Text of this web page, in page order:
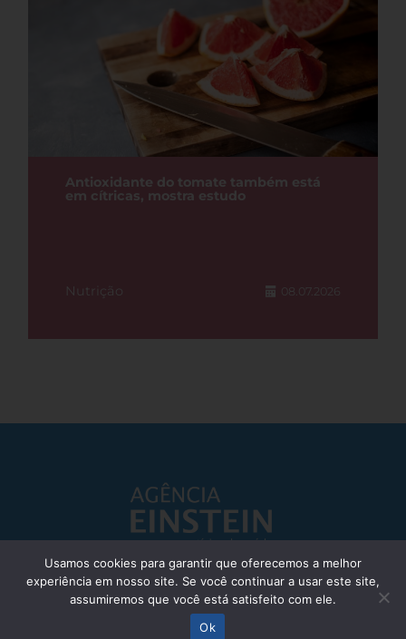
Antioxidante do tomate também está
em cítricas, mostra estudo
Nutrição 08.07.2026
Responsável Técnico: Dr. Eliezer Silva - CRM: 85148-SP
© Einstein Hospital Israelita 2025 - Todos os direitos reservados
Usamos cookies para garantir que oferecemos a melhor
experiência em nosso site. Se você continuar a usar este site,
assumiremos que você está satisfeito com ele.
Ok